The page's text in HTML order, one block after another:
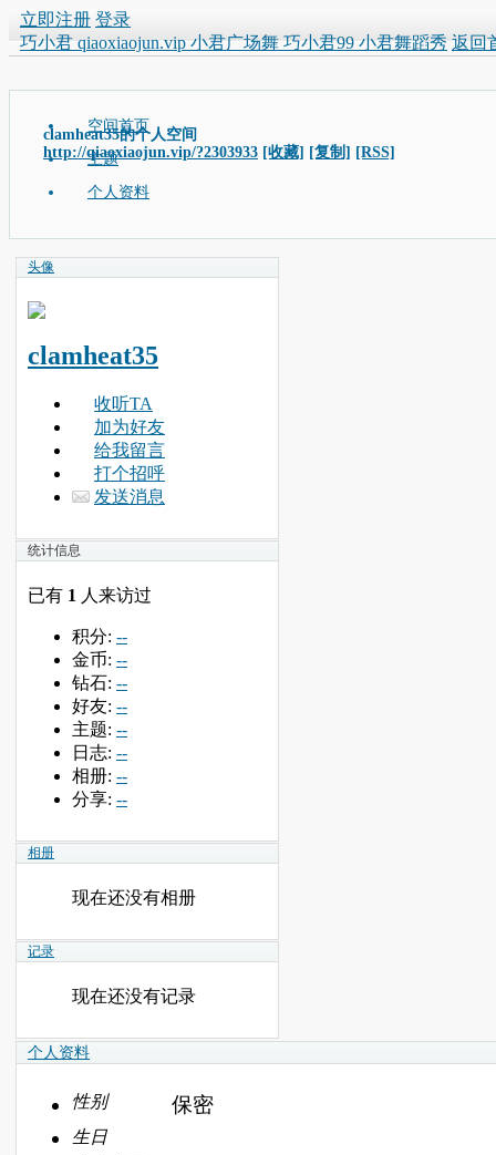
立即注册 登录
巧小君 qiaoxiaojun.vip 小君广场舞 巧小君99 小君舞蹈秀 返回
clamheat35的个人空间
http://qiaoxiaojun.vip/?2303933 [收藏] [复制] [RSS]
空间首页
主题
个人资料
头像
clamheat35
收听TA
加为好友
给我留言
打个招呼
发送消息
统计信息
已有 1 人来访过
积分: --
金币: --
钻石: --
好友: --
主题: --
日志: --
相册: --
分享: --
相册
现在还没有相册
记录
现在还没有记录
个人资料
性别 保密
生日